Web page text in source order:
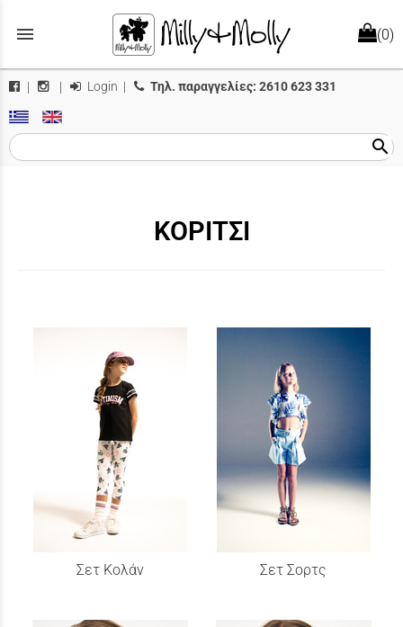
menu (0)
| | Login | Τηλ. παραγγελίες: 2610 623 331
search
ΚΟΡΙΤΣΙ
Σετ Κολάν Σετ Σορτς